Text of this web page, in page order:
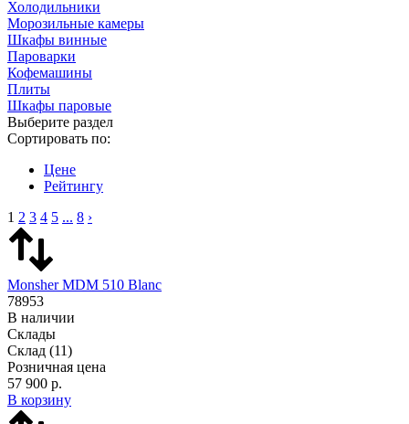
Холодильники
Морозильные камеры
Шкафы винные
Пароварки
Кофемашины
Плиты
Шкафы паровые
Выберите раздел
Сортировать по:
Цене
Рейтингу
1 2 3 4 5 ... 8 ›
Monsher MDM 510 Blanc
78953
В наличии
Склады
Склад (11)
Розничная цена
57 900 р.
В корзину